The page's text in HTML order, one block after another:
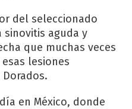
del seleccionado
sinovitis aguda y
que muchas veces
lesiones
en México, donde